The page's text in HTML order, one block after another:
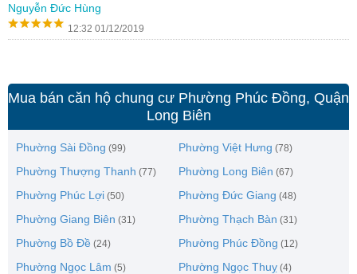
Nguyễn Đức Hùng
12:32 01/12/2019
Mua bán căn hộ chung cư Phường Phúc Đồng, Quận
Long Biên
Phường Sài Đồng (99) Phường Việt Hưng (78)
Phường Thượng Thanh (77) Phường Long Biên (67)
Phường Phúc Lợi (50) Phường Đức Giang (48)
Phường Giang Biên (31) Phường Thạch Bàn (31)
Phường Bồ Đề (24) Phường Phúc Đồng (12)
Phường Ngọc Lâm (5) Phường Ngọc Thuỵ (4)